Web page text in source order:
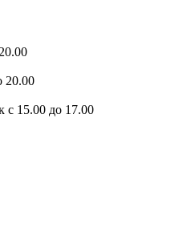
20.00
с 15.00 до 17.00